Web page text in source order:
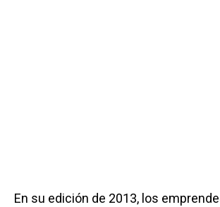
En su edición de 2013, los